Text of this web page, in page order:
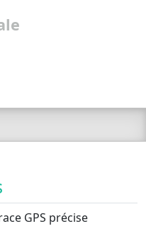
GPS précise